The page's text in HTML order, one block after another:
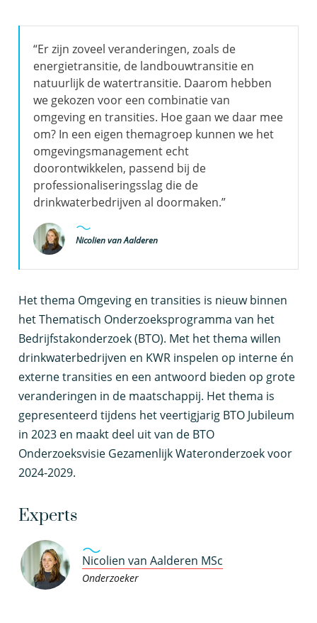
“Er zijn zoveel veranderingen, zoals de
energietransitie, de landbouwtransitie en
natuurlijk de watertransitie. Daarom hebben
we gekozen voor een combinatie van
omgeving en transities. Hoe gaan we daar mee
om? In een eigen themagroep kunnen we het
omgevingsmanagement echt
doorontwikkelen, passend bij de
professionaliseringsslag die de
drinkwaterbedrijven al doormaken.”
Nicolien van Aalderen
Het thema Omgeving en transities is nieuw binnen
het Thematisch Onderzoeksprogramma van het
Bedrijfstakonderzoek(BTO). Met hetthema willen
drinkwaterbedrijven en KWR inspelen op interne én
externe transities en een antwoord bieden op grote
veranderingen in de maatschappij. Het thema is
gepresenteerd tijdens het veertigjarig BTO Jubileum
in 2023 en maakt deel uitvan de BTO
Onderzoeksvisie Gezamenlijk Wateronderzoek voor
2024-2029.
Experts
Nicolien van Aalderen MSc
Onderzoeker